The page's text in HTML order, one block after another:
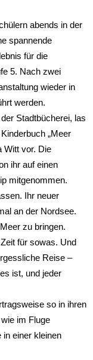
abends in der
spannende
für die
5. Nach zwei
wieder in
werden.
Stadtbücherei, las
„Meer
Witt vor. Die
ihr auf einen
mitgenommen.
Ihr neuer
an der Nordsee.
zu bringen.
für sowas. Und
Reise –
ist, und jeder
so in ihren
im Fluge
einer kleinen